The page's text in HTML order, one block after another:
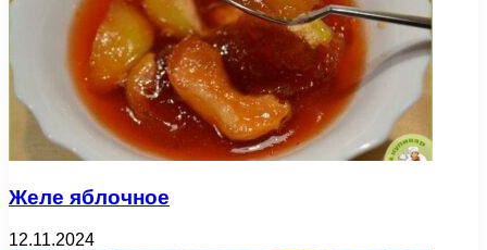
Желе яблочное
12.11.2024